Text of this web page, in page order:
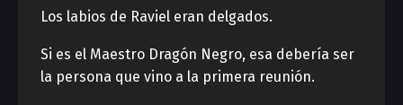
Los labios de Raviel eran delgados.
Si es el Maestro Dragón Negro, esa debería ser
la persona que vino a la primera reunión.